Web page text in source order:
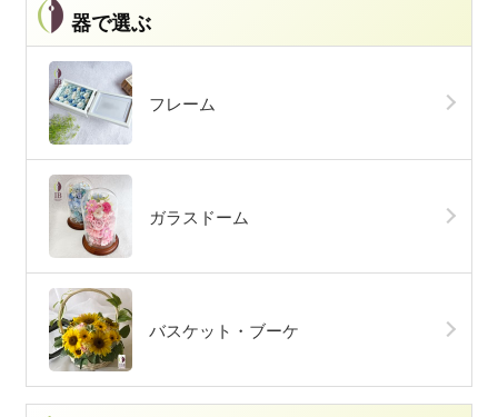
器で選ぶ
フレーム
ガラスドーム
バスケット・ブーケ